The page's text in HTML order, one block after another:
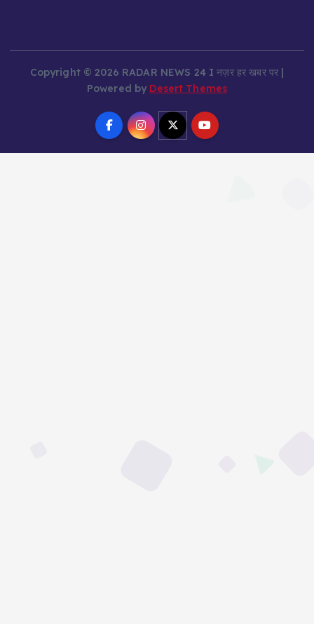
Copyright © 2026 RADAR NEWS 24 I नज़र हर खबर पर |
Powered by Desert Themes